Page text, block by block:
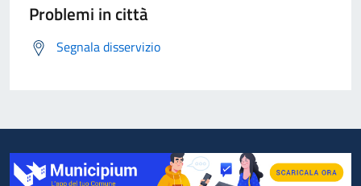
Problemi in città
Segnala disservizio